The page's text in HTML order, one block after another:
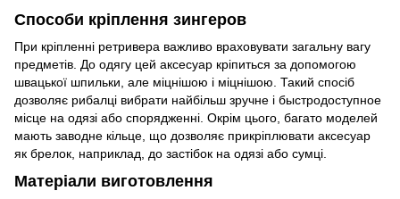
Способи кріплення зингеров
При кріпленні ретривера важливо враховувати загальну вагу
предметів. До одягу цей аксесуар кріпиться за допомогою
швацької шпильки, але міцнішою і міцнішою. Такий спосіб
дозволяє рибалці вибрати найбільш зручне і быстродоступное
місце на одязі або спорядженні. Окрім цього, багато моделей
мають заводне кільце, що дозволяє прикріплювати аксесуар
як брелок, наприклад, до застібок на одязі або сумці.
Матеріали виготовлення